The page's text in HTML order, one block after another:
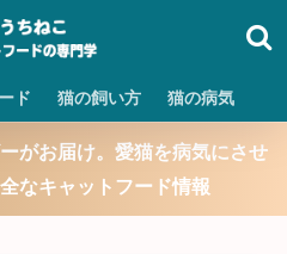
ド 猫の飼い方 猫の病気
がお届け。愛猫を病気にさせ
なキャットフード情報